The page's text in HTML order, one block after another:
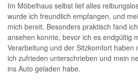
Im Möbelhaus selbst lief alles
wurde ich freundlich empfangen, und
mich bereit. Besonders praktisch fand
ansehen konnte, bevor ich es endgültig
Verarbeitung und der Sitzkomfort haben
ich zufrieden unterschrieben und mein
ins Auto geladen habe.